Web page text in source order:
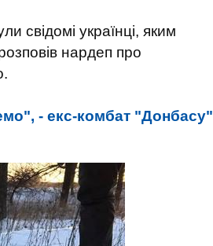
свідомі українці, яким
нардеп про
- екс-комбат "Донбасу"